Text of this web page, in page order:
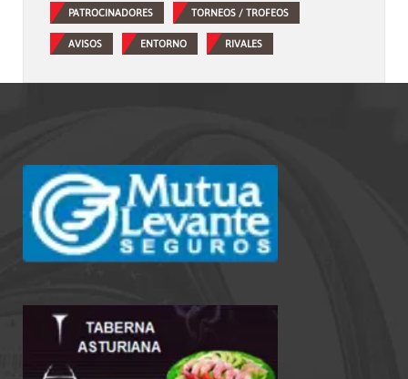
PATROCINADORES TORNEOS / TROFEOS
AVISOS ENTORNO RIVALES